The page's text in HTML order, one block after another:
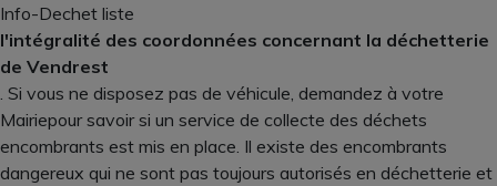
Info-Dechet liste
l'intégralité des coordonnées concernant la déchetterie
de Vendrest
. Si vous ne disposez pas de véhicule, demandez à votre
Mairiepour savoir si un service de collecte des déchets
encombrants est mis en place. Il existe des encombrants
dangereux qui ne sont pas toujours autorisés en déchetterie et